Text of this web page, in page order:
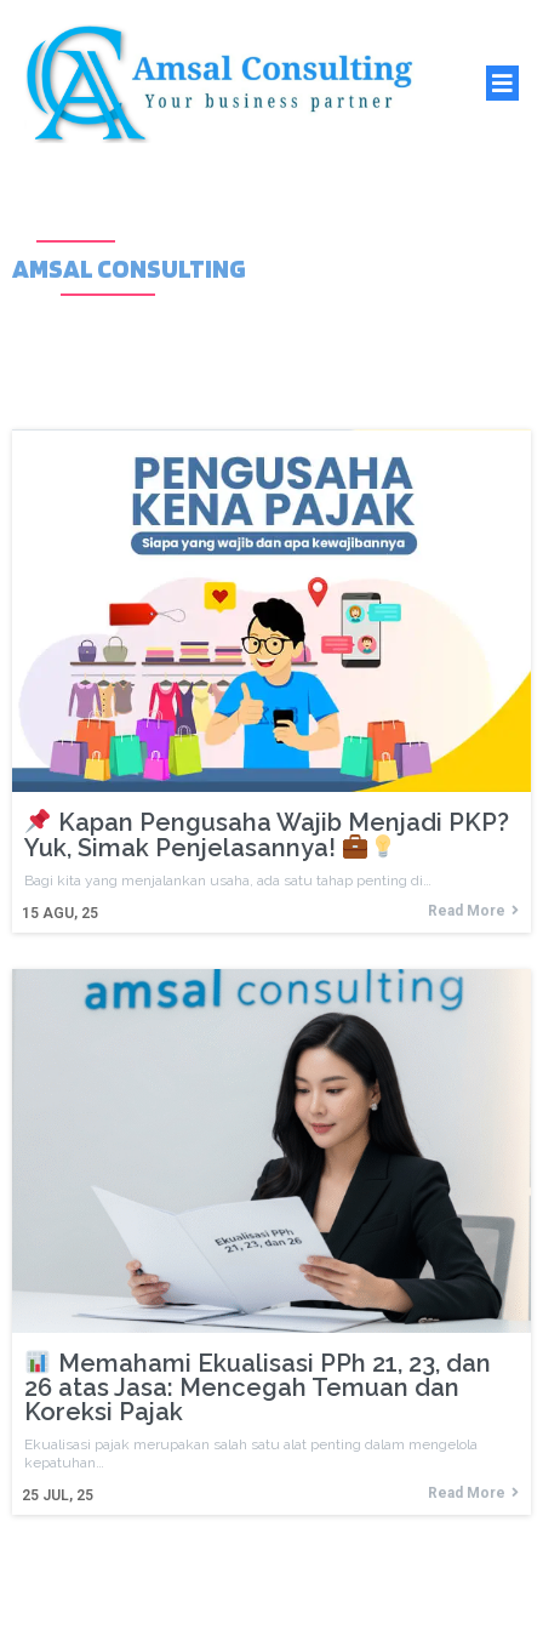
AMSAL CONSULTING
Kapan Pengusaha Wajib Menjadi PKP?
Yuk, Simak Penjelasannya!
15 AGU, 25
Bagi kita yang menjalankan usaha, ada satu tahap penting di…
Read More
Memahami Ekualisasi PPh 21, 23, dan
26 atas Jasa: Mencegah Temuan dan
Koreksi Pajak
25 JUL, 25
Ekualisasi pajak merupakan salah satu alat penting dalam mengelola
kepatuhan…
Read More